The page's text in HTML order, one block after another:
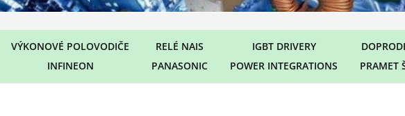
VÝKONOVÉ POLOVODIČE
INFINEON
RELÉ NAIS
PANASONIC
IGBT DRIVERY
POWER INTEGRATIONS
PRAMET